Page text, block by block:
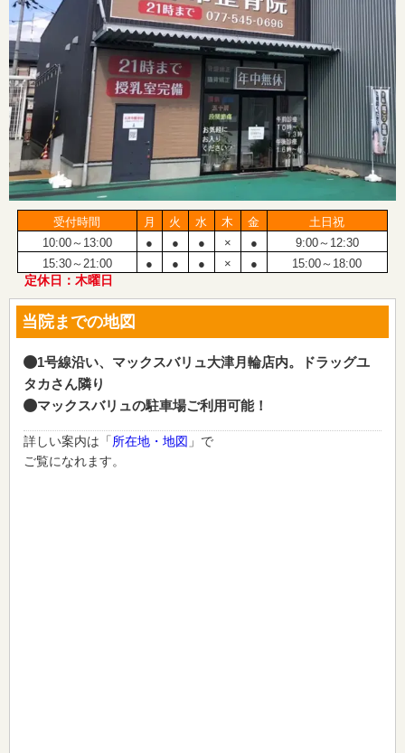
受付時間 月 火 水 木 金
土日祝
10:00～13:00
● ● ● × ●
9:00～12:30
15:30～21:00
● ● ● × ● 15:00～18:00
定休日：木曜日
当院までの地図
1号線沿い、マックスバリュ大津月輪店内。ドラッグユ
タカさん隣り
マックスバリュの駐車場ご利用可能！
詳しい案内は「所在地・地図 」で
ご覧になれます。